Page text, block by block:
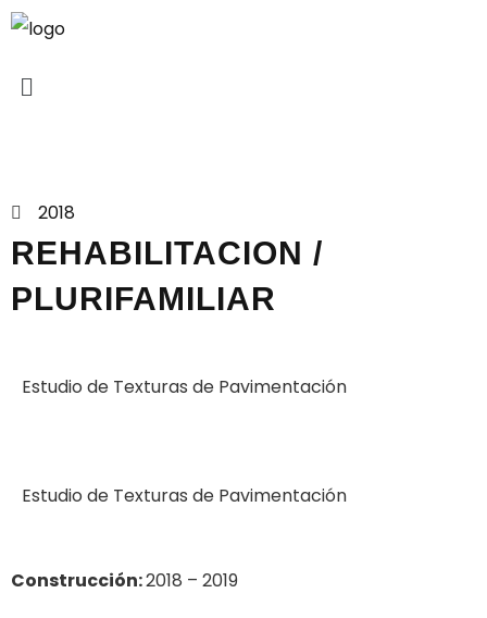
2018
REHABILITACION /
PLURIFAMILIAR
Estudio de Texturas de Pavimentación
Estudio de Texturas de Pavimentación
Construcción:2018 – 2019